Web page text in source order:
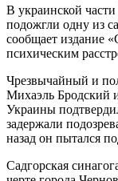
В украинской
подожгли одну из
сообщает издание
психическим
Чрезвычайный и
Михаэль Бродский
Украины
задержали
назад он пытался
Садгорская